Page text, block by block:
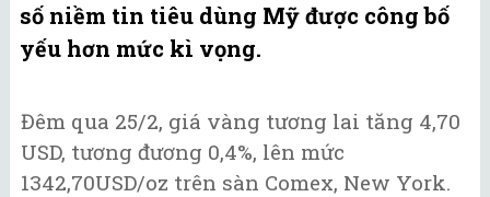
số niềm tin tiêu dùng Mỹ được công bố
yếu hơn mức kì vọng.
Đêm qua 25/2, giá vàng tương lai tăng 4,70
USD, tương đương 0,4%, lên mức
1342,70USD/oz trên sàn Comex, New York.